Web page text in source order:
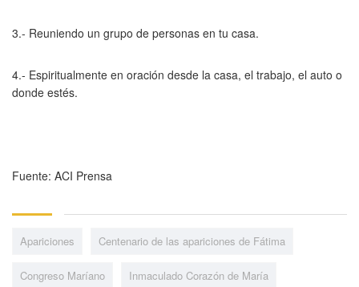
3.- Reuniendo un grupo de personas en tu casa.
4.- Espiritualmente en oración desde la casa, el trabajo, el auto o
donde estés.
Fuente: ACI Prensa
Apariciones Centenario de las apariciones de Fátima
Congreso Maríano Inmaculado Corazón de María